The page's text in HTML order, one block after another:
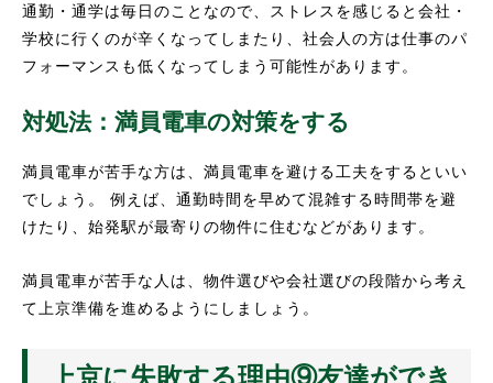
通勤・通学は毎日のことなので、ストレスを感じると会社・
学校に行くのが辛くなってしまたり、社会人の方は仕事のパ
フォーマンスも低くなってしまう可能性があります。
対処法：満員電車の対策をする
満員電車が苦手な方は、満員電車を避ける工夫をするといい
でしょう。 例えば、通勤時間を早めて混雑する時間帯を避
けたり、始発駅が最寄りの物件に住むなどがあります。
満員電車が苦手な人は、物件選びや会社選びの段階から考え
て上京準備を進めるようにしましょう。
上京に失敗する理由⑨友達ができ